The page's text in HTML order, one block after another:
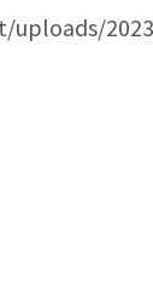
2023/